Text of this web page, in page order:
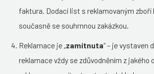
faktura. Dodací list s reklamovaným zboří
současně se souhrnnou zakázkou.
Reklamace je „zamítnuta“ – je vystaven
reklamace vždy se zdůvodněním z jakého